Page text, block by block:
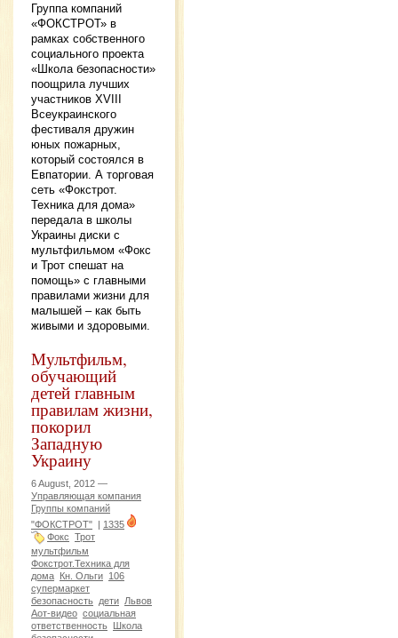
Группа компаний
«ФОКСТРОТ» в
рамках собственного
социального проекта
«Школа безопасности»
поощрила лучших
участников ХVIII
Всеукраинского
фестиваля дружин
юных пожарных,
который состоялся в
Евпатории. А торговая
сеть «Фокстрот.
Техника для дома»
передала в школы
Украины диски с
мультфильмом «Фокс
и Трот спешат на
помощь» с главными
правилами жизни для
малышей – как быть
живыми и здоровыми.
Мультфильм,
обучающий
детей главным
правилам жизни,
покорил
Западную
Украину
6 August, 2012 —
Управляющая компания
Группы компаний
"ФОКСТРОТ" | 1335
Фокс Трот
мультфильм
Фокстрот.Техника для
дома Кн. Ольги 106
супермаркет
безопасность дети Львов
Аот-видео социальная
ответственность Школа